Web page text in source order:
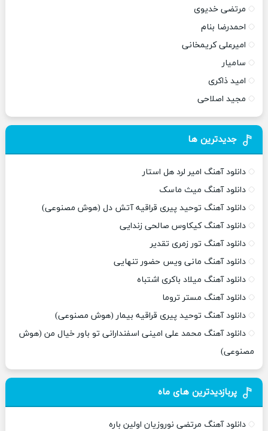
مرتضی خدیوی
احمدرضا بنام
امیرعلی کریمخانی
سامیار
امید ذاکری
مجید اصلاحی
جدیدترین ها
دانلود آهنگ امیر لرد هل استار
دانلود آهنگ میث ماسک
دانلود آهنگ توحید پیری قراقیه آتش دل (هوش مصنوعی)
دانلود آهنگ کیکاوس صالحی زندایی
دانلود آهنگ تور زمری تقدیر
دانلود آهنگ مانی ویس حضور تنهایی
دانلود آهنگ میلاد باکری اشتباه
دانلود آهنگ مستر تروما
دانلود آهنگ توحید پیری قراقیه بیمار (هوش مصنوعی)
دانلود آهنگ محمد علی امینی اسفندارانی تو باور خیال من (هوش
مصنوعی)
پربازدیدترین های ماه
دانلود آهنگ مرتضی نوروزیان اولین باره